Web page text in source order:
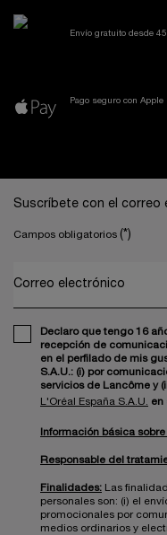
Envío gratuito desde
Pago seguro con Apple
Suscríbete con el correo
Campos obligatorios (*)
Correo electrónico
Declaro que tengo 16
recepción de
en el perfilado de mis
S.A.U.: (i) por
servicios de Lancôme y
L'Oréal España S.A.U. en
Información básica
Responsable del
Finalidades: Las
personales son: (i) el
promocionales por
medios ordinarios y